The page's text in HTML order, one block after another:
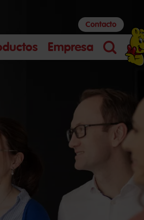
Empresa
Búsqueda
Contacto